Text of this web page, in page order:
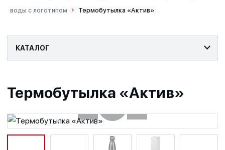
воды с логотипом
Термобутылка «Актив»
КАТАЛОГ
Термобутылка «Актив»